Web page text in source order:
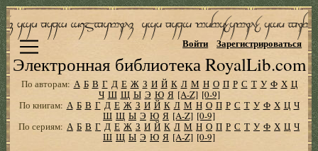
Электронная библиотека RoyalLib.com
Войти Зарегистрироваться
По авторам: А Б В Г Д Е Ж З И Й К Л М Н О П Р С Т У Ф Х Ц
Ч Ш Щ Ы Э Ю Я [A-Z] [0-9]
По книгам: А Б В Г Д Е Ж З И Й К Л М Н О П Р С Т У Ф Х Ц Ч
Ш Щ Ы Э Ю Я [A-Z] [0-9]
По сериям: А Б В Г Д Е Ж З И Й К Л М Н О П Р С Т У Ф Х Ц Ч
Ш Щ Ы Э Ю Я [A-Z] [0-9]